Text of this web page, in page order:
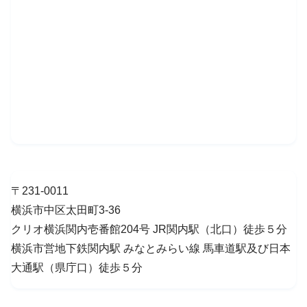
〒231-0011
横浜市中区太田町3-36
クリオ横浜関内壱番館204号 JR関内駅（北口）徒歩５分
横浜市営地下鉄関内駅 みなとみらい線 馬車道駅及び日本
大通駅（県庁口）徒歩５分